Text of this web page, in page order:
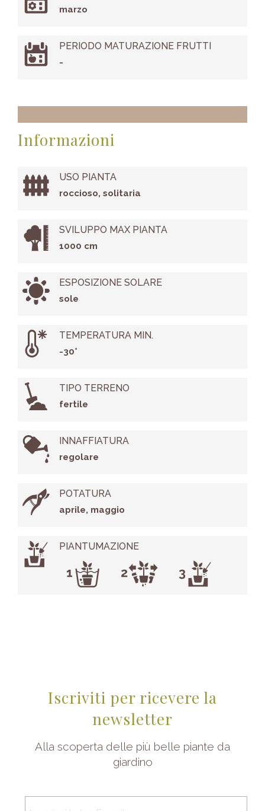
marzo
PERIODO MATURAZIONE FRUTTI
-
Informazioni
USO PIANTA
roccioso, solitaria
SVILUPPO MAX PIANTA
1000 cm
ESPOSIZIONE SOLARE
sole
TEMPERATURA MIN.
-30°
TIPO TERRENO
fertile
INNAFFIATURA
regolare
POTATURA
aprile, maggio
PIANTUMAZIONE
Iscriviti per ricevere la
newsletter
Alla scoperta delle più belle piante da
giardino